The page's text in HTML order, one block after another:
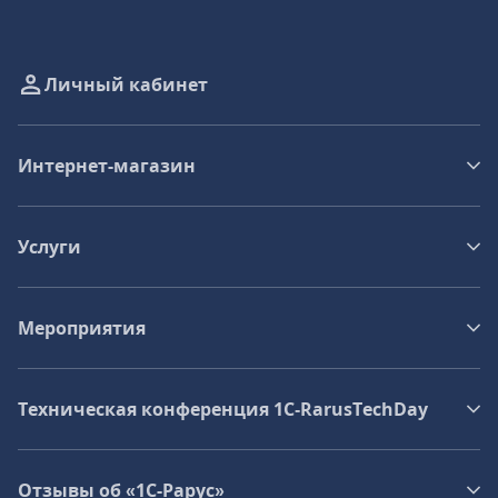
Личный кабинет
Интернет-магазин
Услуги
Мероприятия
Техническая конференция 1C‑RarusTechDay
Отзывы об «1С-Рарус»